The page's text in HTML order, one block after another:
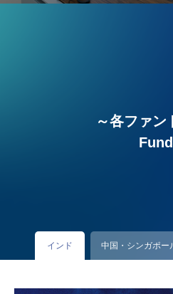
～各ファン
インド 中国・シンガポー